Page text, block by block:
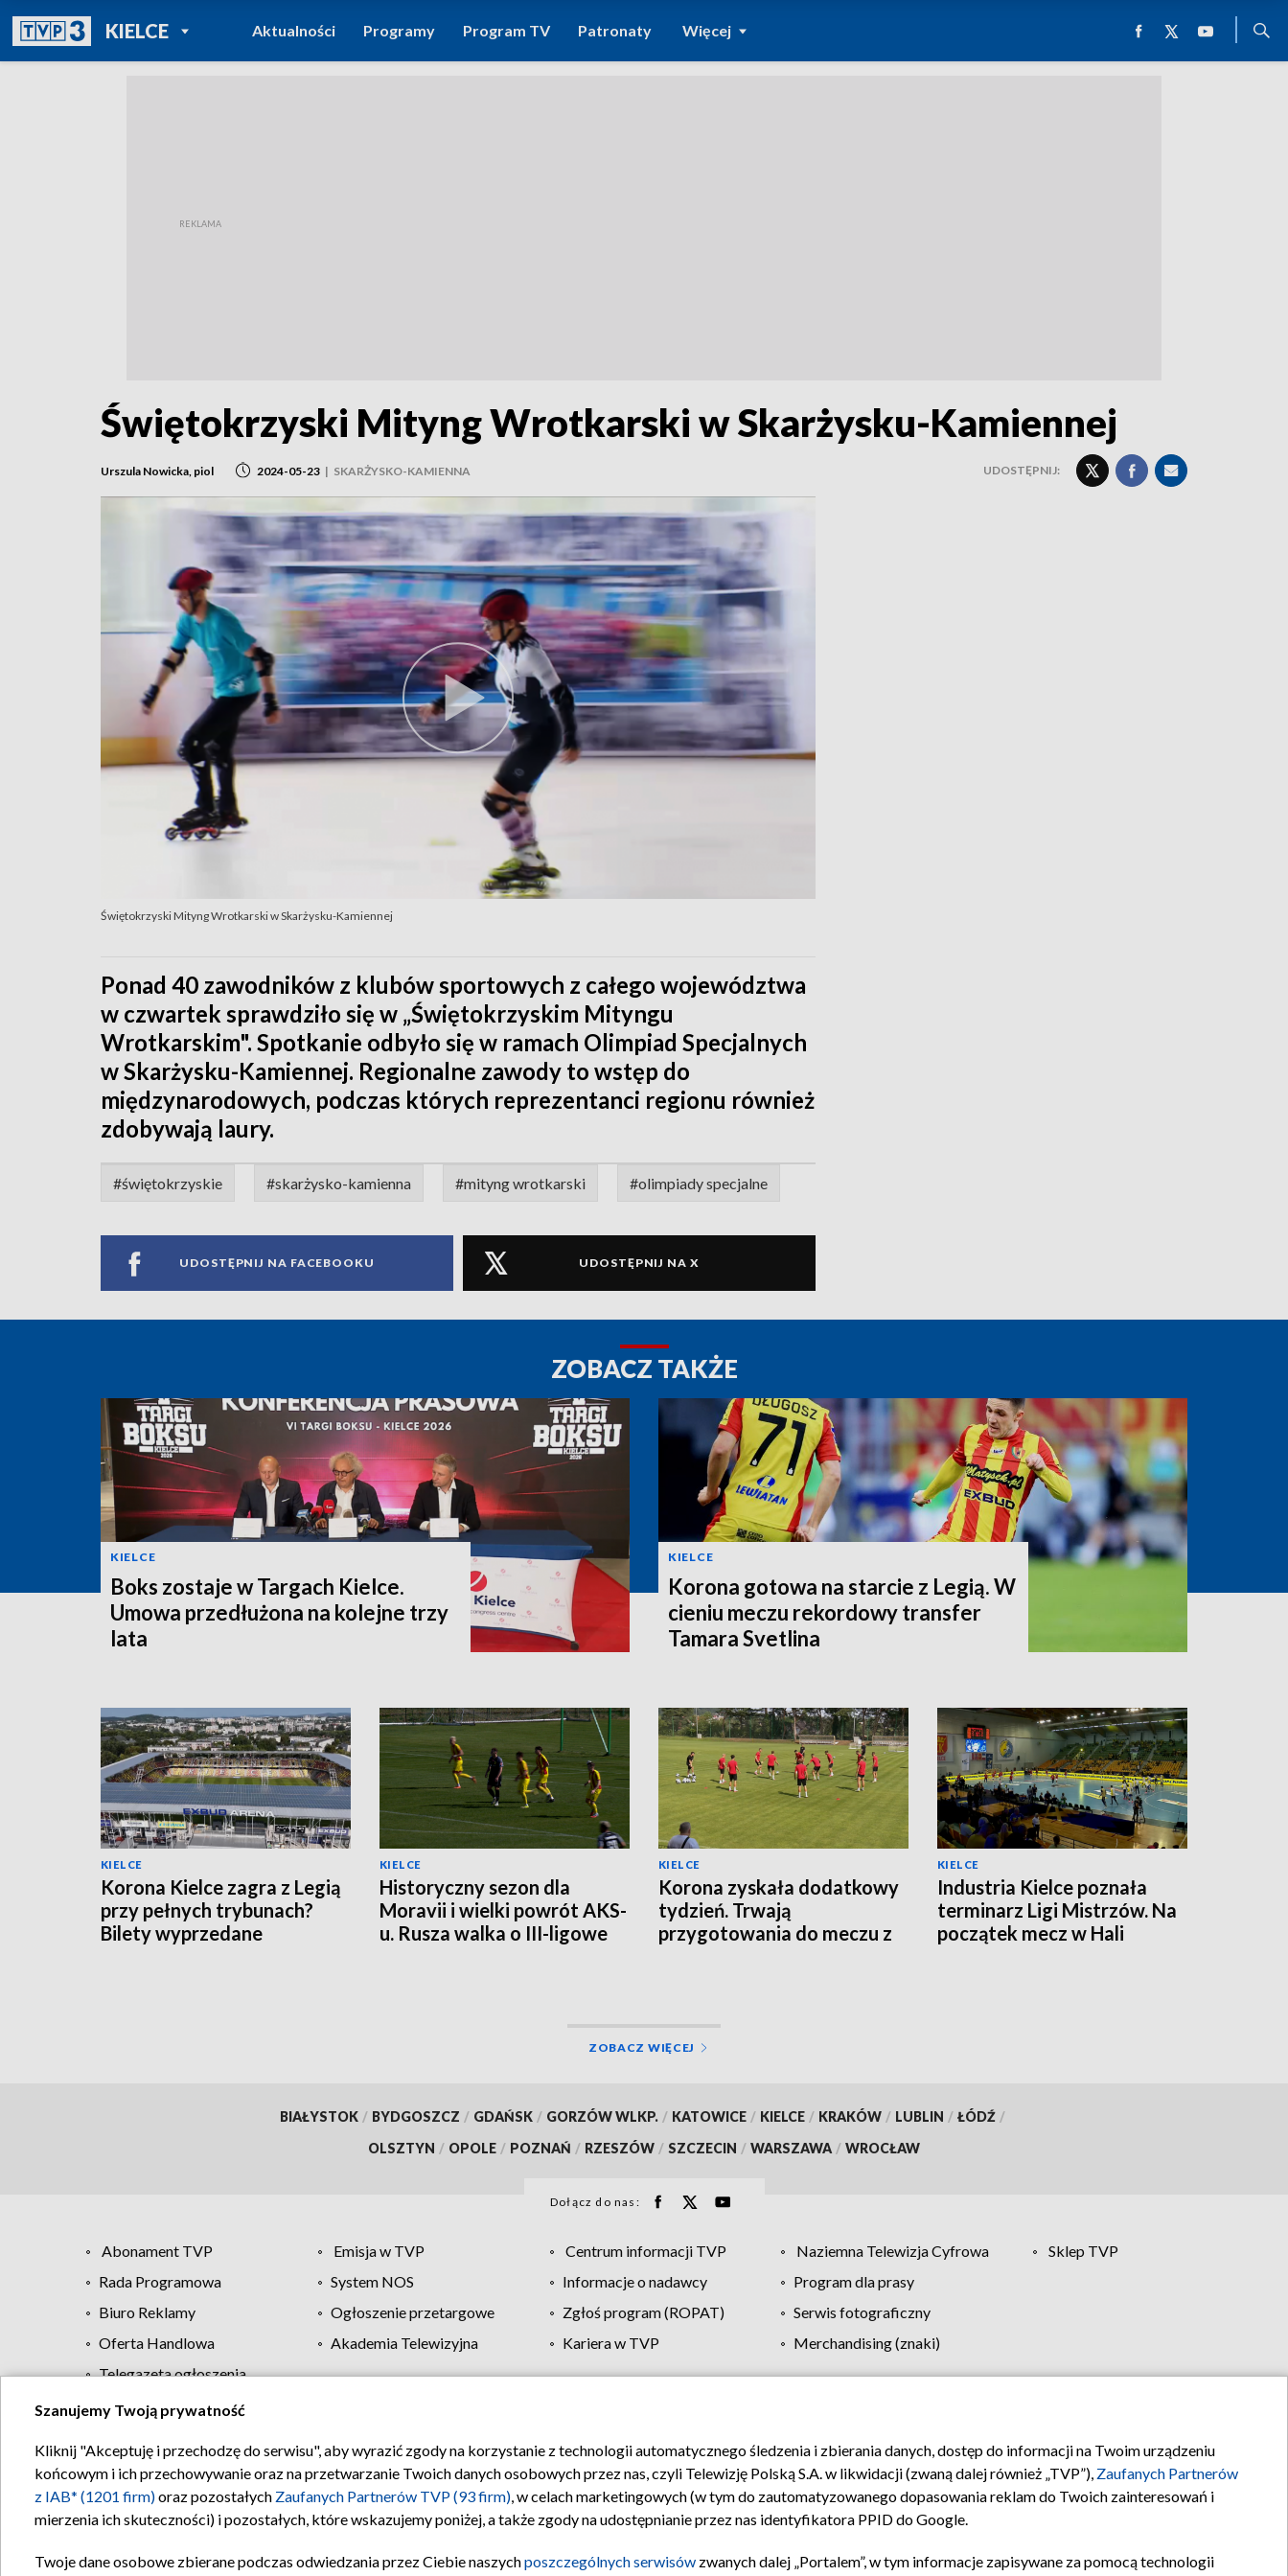
KIELCEPOWRÓT DO
TVP REGIONY
Aktualności Programy Program TV Patronaty Więcej
Świętokrzyski Mityng Wrotkarski w Skarżysku-Kamiennej
Urszula Nowicka, piol 2024-05-23 | SKARŻYSKO-KAMIENNA UDOSTĘPNIJ:
Świętokrzyski Mityng Wrotkarski w Skarżysku-Kamiennej
Ponad 40 zawodników z klubów sportowych z całego województwa
w czwartek sprawdziło się w „Świętokrzyskim Mityngu
Wrotkarskim". Spotkanie odbyło się w ramach Olimpiad Specjalnych
w Skarżysku-Kamiennej. Regionalne zawody to wstęp do
międzynarodowych, podczas których reprezentanci regionu również
zdobywają laury.
#świętokrzyskie #skarżysko-kamienna #mityng wrotkarski #olimpiady specjalne
UDOSTĘPNIJ NA FACEBOOKU UDOSTĘPNIJ NA X
ZOBACZ TAKŻE
KIELCE
Boks zostaje w Targach Kielce.
Umowa przedłużona na kolejne trzy
lata
KIELCE
Korona gotowa na starcie z Legią. W
cieniu meczu rekordowy transfer
Tamara Svetlina
KIELCE
Korona Kielce zagra z Legią
przy pełnych trybunach?
Bilety wyprzedane
KIELCE
Historyczny sezon dla
Moravii i wielki powrót AKS-
u. Rusza walka o III-ligowe
KIELCE
Korona zyskała dodatkowy
tydzień. Trwają
przygotowania do meczu z
KIELCE
Industria Kielce poznała
terminarz Ligi Mistrzów. Na
początek mecz w Hali
ZOBACZ WIĘCEJ
BIAŁYSTOK / BYDGOSZCZ / GDAŃSK / GORZÓW WLKP. / KATOWICE / KIELCE / KRAKÓW / LUBLIN / ŁÓDŹ /
OLSZTYN / OPOLE / POZNAŃ / RZESZÓW / SZCZECIN / WARSZAWA / WROCŁAW
Dołącz do nas:
Abonament TVP Emisja w TVP Centrum informacji TVP Naziemna Telewizja Cyfrowa
Sklep TVP
Rada Programowa
System NOS Informacje o nadawcy
Program dla prasy
Biuro Reklamy
Ogłoszenie przetargowe Zgłoś program (ROPAT)
Serwis fotograficzny
Oferta Handlowa
Akademia Telewizyjna Kariera w TVP
Merchandising (znaki)
Telegazeta ogłoszenia
Regulamin TVP Polityka prywatności Moje zgody Pomoc Biuro reklamy Kontakt
Szanujemy Twoją prywatność
Kliknij "Akceptuję i przechodzę do serwisu", aby wyrazić zgody na korzystanie z technologii automatycznego śledzenia i zbierania danych, dostęp do informacji na Twoim urządzeniu
końcowym i ich przechowywanie oraz na przetwarzanie Twoich danych osobowych przez nas, czyli Telewizję Polską S.A. w likwidacji (zwaną dalej również „TVP”), Zaufanych Partnerów
z IAB* (1201 firm)oraz pozostałych Zaufanych Partnerów TVP (93 firm), w celach marketingowych (w tym do zautomatyzowanego dopasowania reklam do Twoich zainteresowań i
mierzenia ich skuteczności) i pozostałych, które wskazujemy poniżej, a także zgody na udostępnianie przez nas identyfikatora PPID do Google.
Twoje dane osobowe zbierane podczas odwiedzania przez Ciebie naszychposzczególnych serwisów zwanych dalej „Portalem”, w tym informacje zapisywane za pomocą technologii